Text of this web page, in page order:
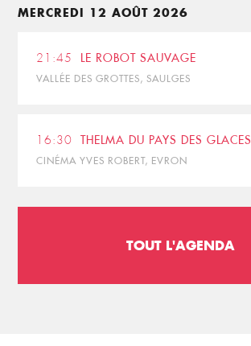
MERCREDI 12 AOÛT 2026
21:45 LE ROBOT SAUVAGE
VALLÉE DES GROTTES, SAULGES
16:30 THELMA DU PAYS DES GLACES
CINÉMA YVES ROBERT, EVRON
TOUT L'AGENDA